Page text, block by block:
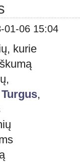
01-06 15:04
kurie
Turgus,